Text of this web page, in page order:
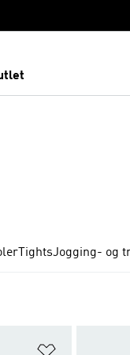
TightsJogging- og